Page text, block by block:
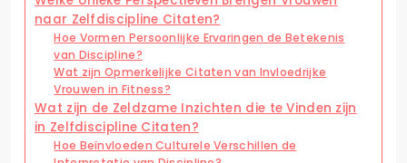
naar Zelfdiscipline Citaten?
Hoe Vormen Persoonlijke Ervaringen de Betekenis
van Discipline?
Wat zijn Opmerkelijke Citaten van Invloedrijke
Vrouwen in Fitness?
Wat zijn de Zeldzame Inzichten die te Vinden zijn
in Zelfdiscipline Citaten?
Hoe Beïnvloeden Culturele Verschillen de